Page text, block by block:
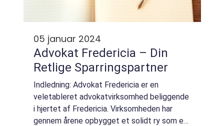
05 januar 2024
Advokat Fredericia – Din
Retlige Sparringspartner
Indledning: Advokat Fredericia er en
veletableret advokatvirksomhed beliggende
i hjertet af Fredericia. Virksomheden har
gennem årene opbygget et solidt ry som en